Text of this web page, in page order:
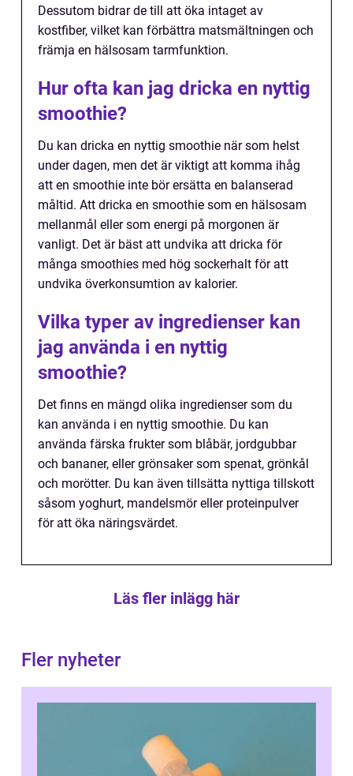
Dessutom bidrar de till att öka intaget av
kostfiber, vilket kan förbättra matsmältningen och
främja en hälsosam tarmfunktion.
Hur ofta kan jag dricka en nyttig
smoothie?
Du kan dricka en nyttig smoothie när som helst
under dagen, men det är viktigt att komma ihåg
att en smoothie inte bör ersätta en balanserad
måltid. Att dricka en smoothie som en hälsosam
mellanmål eller som energi på morgonen är
vanligt. Det är bäst att undvika att dricka för
många smoothies med hög sockerhalt för att
undvika överkonsumtion av kalorier.
Vilka typer av ingredienser kan
jag använda i en nyttig
smoothie?
Det finns en mängd olika ingredienser som du
kan använda i en nyttig smoothie. Du kan
använda färska frukter som blåbär, jordgubbar
och bananer, eller grönsaker som spenat, grönkål
och morötter. Du kan även tillsätta nyttiga tillskott
såsom yoghurt, mandelsmör eller proteinpulver
för att öka näringsvärdet.
Läs fler inlägg här
Fler nyheter